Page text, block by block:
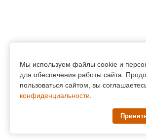
Мы используем файлы cookie и
для обеспечения работы сайта.
пользоваться сайтом, вы
конфиденциальности